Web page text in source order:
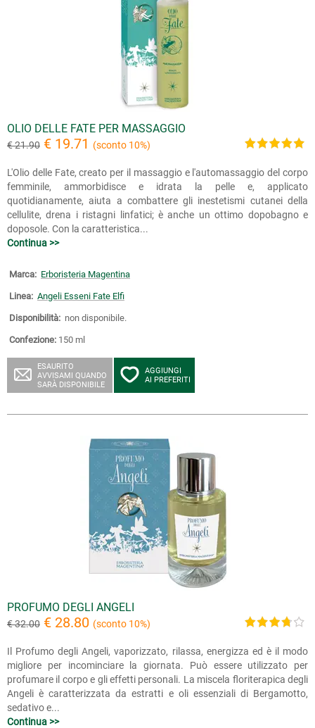
OLIO DELLE FATE PER MASSAGGIO
€ 21.90 € 19.71 (sconto 10%)
L'Olio delle Fate, creato per il massaggio e l'automassaggio del corpo
femminile, ammorbidisce e idrata la pelle e, applicato
quotidianamente, aiuta a combattere gli inestetismi cutanei della
cellulite, drena i ristagni linfatici; è anche un ottimo dopobagno e
doposole. Con la caratteristica...
Continua >>
Marca: Erboristeria Magentina
Linea: Angeli Esseni Fate Elfi
Disponibilità: non disponibile.
Confezione: 150 ml
ESAURITO
AVVISAMI QUANDO
SARÀ DISPONIBILE
AGGIUNGI
AI PREFERITI
PROFUMO DEGLI ANGELI
€ 32.00 € 28.80 (sconto 10%)
Il Profumo degli Angeli, vaporizzato, rilassa, energizza ed è il modo
migliore per incominciare la giornata. Può essere utilizzato per
profumare il corpo e gli effetti personali. La miscela floriterapica degli
Angeli è caratterizzata da estratti e oli essenziali di Bergamotto,
sedativo e...
Continua >>